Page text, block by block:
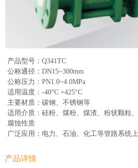
产品型号：Q341TC
公称通径：DN15~300mm
公称压力：PN1.0~4.0MPa
适用温度：-40°C +425°C
主要材质：碳钢、不锈钢等
适用介质：硅粉、煤粉、煤渣、粉状颗粒
腐蚀性质
广泛应用：电力、石油、化工等管路系统
产品详情